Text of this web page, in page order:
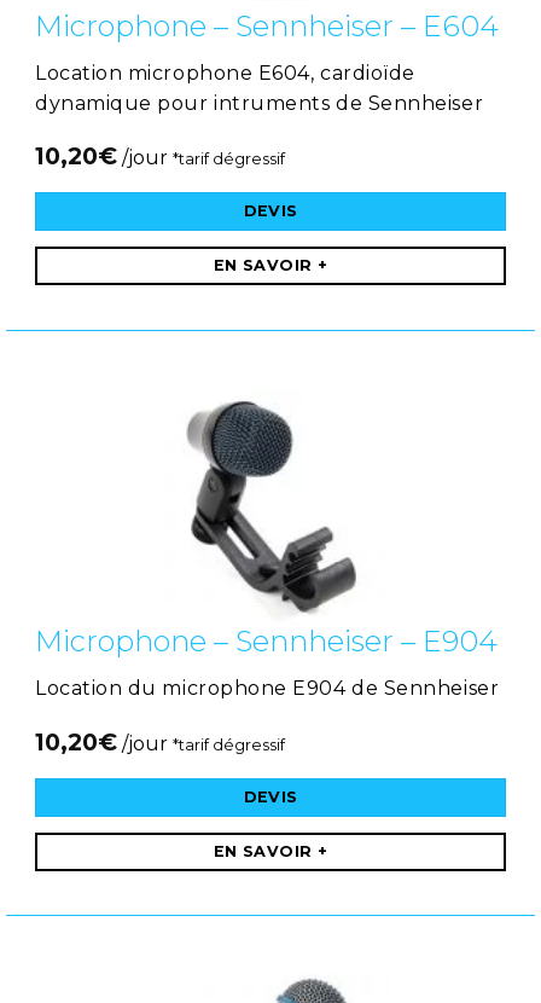
Microphone – Sennheiser – E604
Location microphone E604, cardioïde
dynamique pour intruments de Sennheiser
10,20€ /jour *tarif dégressif
DEVIS
EN SAVOIR +
Microphone – Sennheiser – E904
Location du microphone E904 de Sennheiser
10,20€ /jour *tarif dégressif
DEVIS
EN SAVOIR +